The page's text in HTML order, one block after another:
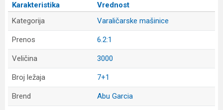
Karakteristika
Vrednost
Kategorija
Varaličarske mašinice
Prenos 6.2:1
Veličina 3000
Broj ležaja 7+1
Brend Abu Garcia